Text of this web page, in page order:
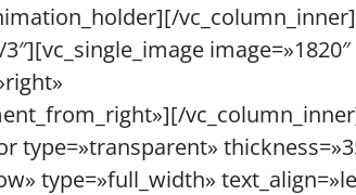
vc_column_inner]
image=»1820″
type=»transparent»
type=»full_width»